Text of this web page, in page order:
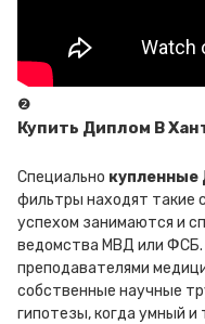
❷
Купить Диплом В
Специально купленные
фильтры находят такие
успехом занимаются и
ведомства МВД или
преподавателями
собственные научные
гипотезы, когда умный